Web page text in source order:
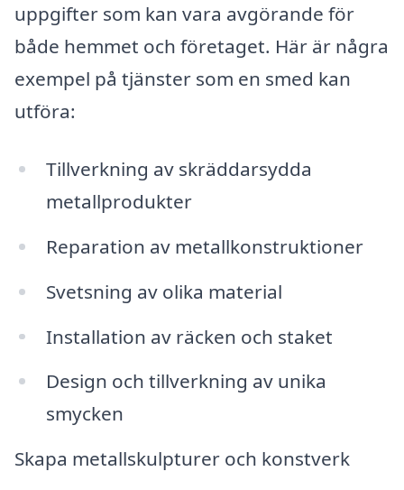
uppgifter som kan vara avgörande för
både hemmet och företaget. Här är några
exempel på tjänster som en smed kan
utföra:
Tillverkning av skräddarsydda
metallprodukter
Reparation av metallkonstruktioner
Svetsning av olika material
Installation av räcken och staket
Design och tillverkning av unika
smycken
Skapa metallskulpturer och konstverk